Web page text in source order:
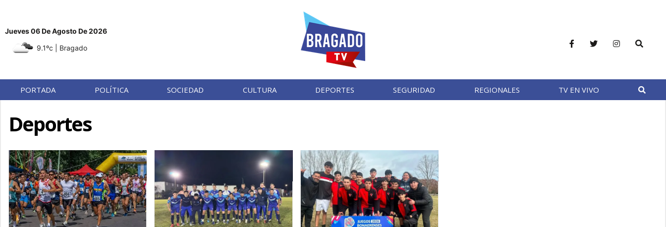
Jueves 06 De Agosto De 2026
9.1ºc
| Bragado
PORTADA POLÍTICA SOCIEDAD CULTURA DEPORTES SEGURIDAD REGIONALES TV EN VIVO
Deportes